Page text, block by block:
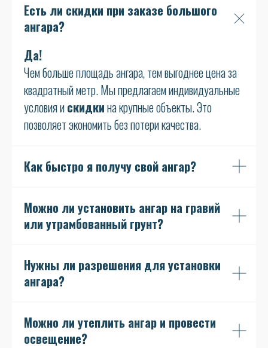
Есть ли скидки при заказе большого
ангара?
Да!
Чем больше площадь ангара, тем выгоднее цена за
квадратный метр. Мы предлагаем индивидуальные
условия искидкина крупные объекты. Это
позволяет экономить без потери качества.
Как быстро я получу свой ангар?
Можно ли установить ангар на гравий
или утрамбованный грунт?
Нужны ли разрешения для установки
ангара?
Можно ли утеплить ангар и провести
освещение?